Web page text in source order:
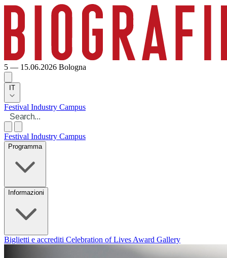
5 — 15.06.2026 Bologna
IT
Festival Industry Campus
Festival Industry Campus
Programma
Informazioni
Biglietti e accrediti Celebration of Lives Award Gallery